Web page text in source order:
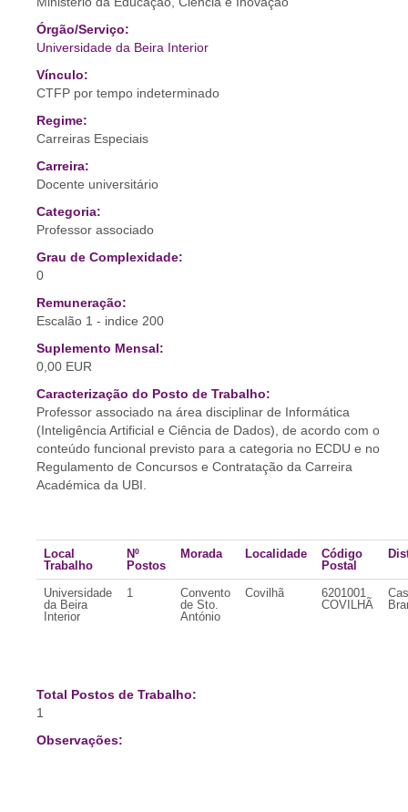
Órgão/Serviço:
Universidade da Beira Interior
Vínculo:
CTFP por tempo indeterminado
Regime:
Carreiras Especiais
Carreira:
Docente universitário
Categoria:
Professor associado
Grau de Complexidade:
0
Remuneração:
Escalão 1 - indice 200
Suplemento Mensal:
0,00 EUR
Caracterização do Posto de Trabalho:
Professor associado na área disciplinar de Informática
(Inteligência Artificial e Ciência de Dados), de acordo com o
conteúdo funcional previsto para a categoria no ECDU e no
Regulamento de Concursos e Contratação da Carreira
Académica da UBI.
Local
Trabalho
Nº
Postos
Morada Localidade
Código
Postal
Universidade
da Beira
Interior
1
Convento
de Sto.
António
Covilhã
6201001
COVILHÃ
Total Postos de Trabalho:
1
Observações: